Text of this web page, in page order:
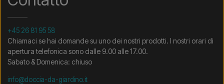
+45 26 81 95 58
Chiamaci se hai domande su uno dei nostri prodotti. I nostri orari di
apertura telefonica sono dalle 9.00 alle 17.00.
Sabato & Domenica: chiuso
info@doccia-da-giardino.it